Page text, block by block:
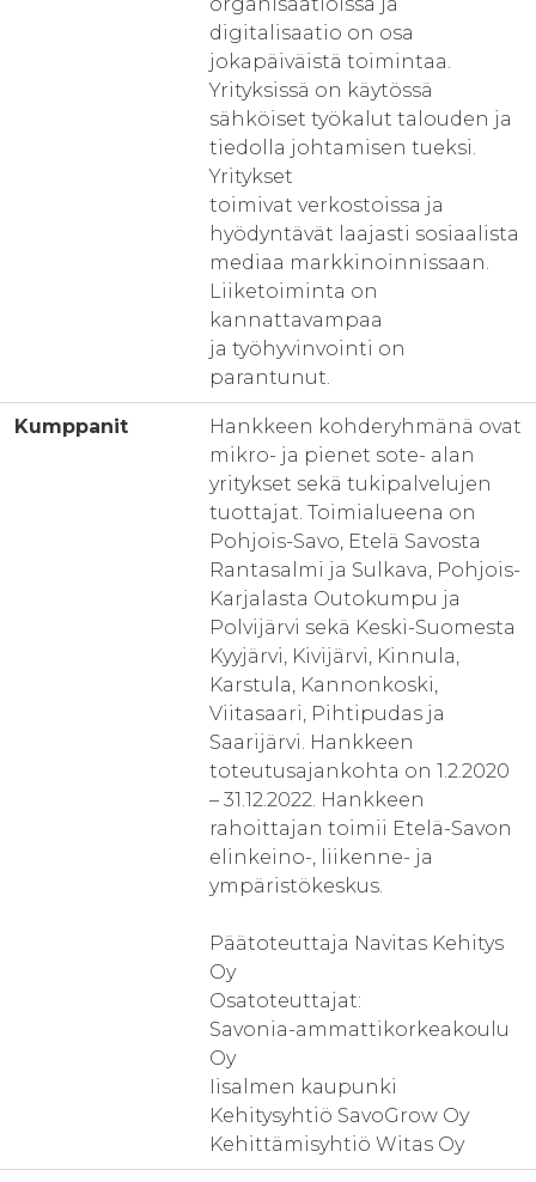
digitalisaatio on osa
jokapäiväistä toimintaa.
Yrityksissä on käytössä
sähköiset työkalut talouden ja
tiedolla johtamisen tueksi.
Yritykset
toimivat verkostoissa ja
hyödyntävät laajasti sosiaalista
mediaa markkinoinnissaan.
Liiketoiminta on
kannattavampaa
ja työhyvinvointi on
parantunut.
Kumppanit
Hankkeen kohderyhmänä ovat
mikro- ja pienet sote- alan
yritykset sekä tukipalvelujen
tuottajat. Toimialueena on
Pohjois-Savo, Etelä Savosta
Rantasalmi ja Sulkava, Pohjois-
Karjalasta Outokumpu ja
Polvijärvi sekä Keski-Suomesta
Kyyjärvi, Kivijärvi, Kinnula,
Karstula, Kannonkoski,
Viitasaari, Pihtipudas ja
Saarijärvi. Hankkeen
toteutusajankohta on 1.2.2020
– 31.12.2022. Hankkeen
rahoittajan toimii Etelä-Savon
elinkeino-, liikenne- ja
ympäristökeskus.
Päätoteuttaja Navitas Kehitys
Oy
Osatoteuttajat:
Savonia-ammattikorkeakoulu
Oy
Iisalmen kaupunki
Kehitysyhtiö SavoGrow Oy
Kehittämisyhtiö Witas Oy